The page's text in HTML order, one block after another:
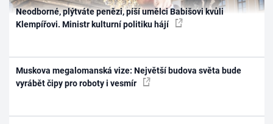
Neodborné, plýtváte penězi, píší umělci Babišovi kvůli
Klempířovi. Ministr kulturní politiku hájí
Muskova megalomanská vize: Největší budova světa bude
vyrábět čipy pro roboty i vesmír